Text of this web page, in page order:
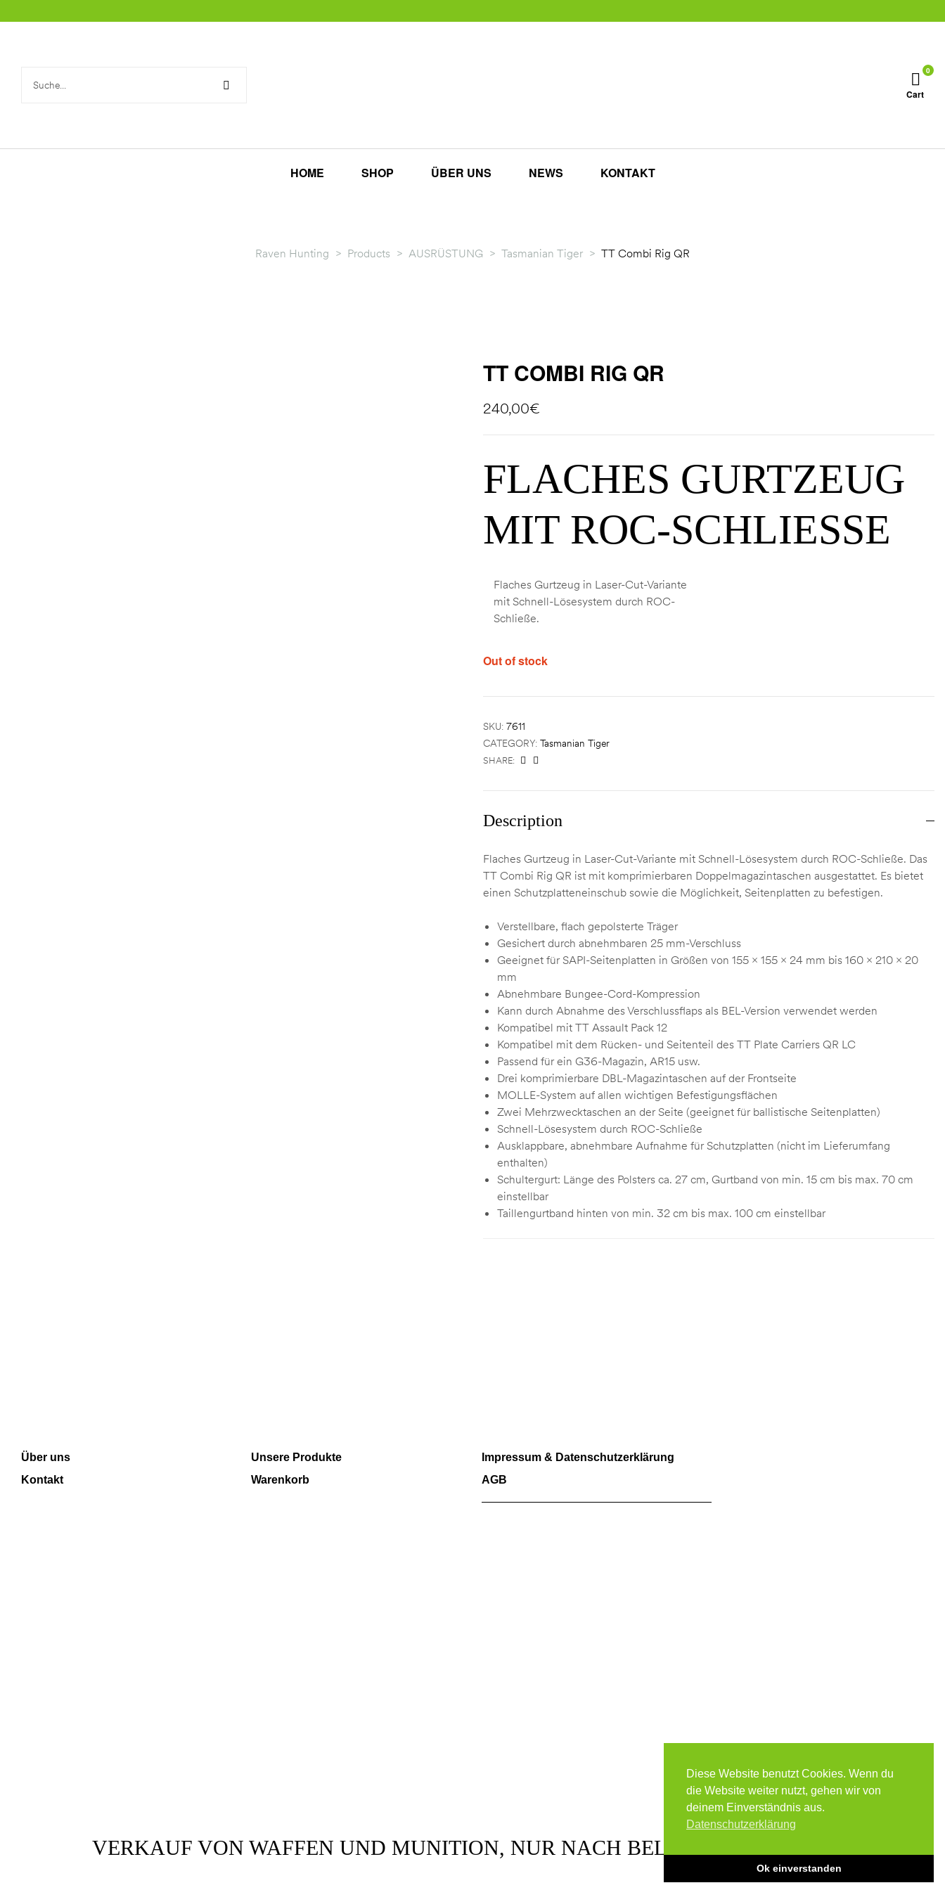
Cart
0
HOME SHOP ÜBER UNS NEWS KONTAKT
Raven Hunting > Products > AUSRÜSTUNG > Tasmanian Tiger > TT Combi Rig QR
TT COMBI RIG QR
240,00€
FLACHES GURTZEUG
MIT ROC-SCHLIESSE
Flaches Gurtzeug in Laser-Cut-Variante
mit Schnell-Lösesystem durch ROC-
Schließe.
Out of stock
SKU: 7611
CATEGORY: Tasmanian Tiger
SHARE:
Description
Flaches Gurtzeug in Laser-Cut-Variante mit Schnell-Lösesystem durch ROC-Schließe. Das
TT Combi Rig QR ist mit komprimierbaren Doppelmagazintaschen ausgestattet. Es bietet
einen Schutzplatteneinschub sowie die Möglichkeit, Seitenplatten zu befestigen.
Verstellbare, flach gepolsterte Träger
Gesichert durch abnehmbaren 25 mm-Verschluss
Geeignet für SAPI-Seitenplatten in Größen von 155 x 155 x 24 mm bis 160 x 210 x 20
mm
Abnehmbare Bungee-Cord-Kompression
Kann durch Abnahme des Verschlussflaps als BEL-Version verwendet werden
Kompatibel mit TT Assault Pack 12
Kompatibel mit dem Rücken- und Seitenteil des TT Plate Carriers QR LC
Passend für ein G36-Magazin, AR15 usw.
Drei komprimierbare DBL-Magazintaschen auf der Frontseite
MOLLE-System auf allen wichtigen Befestigungsflächen
Zwei Mehrzwecktaschen an der Seite (geeignet für ballistische Seitenplatten)
Schnell-Lösesystem durch ROC-Schließe
Ausklappbare, abnehmbare Aufnahme für Schutzplatten (nicht im Lieferumfang
enthalten)
Schultergurt: Länge des Polsters ca. 27 cm, Gurtband von min. 15 cm bis max. 70 cm
einstellbar
Taillengurtband hinten von min. 32 cm bis max. 100 cm einstellbar
Über uns
Kontakt
Unsere Produkte
Warenkorb
Impressum & Datenschutzerklärung
AGB
VERKAUF VON WAFFEN UND MUNITION, NUR NACH BELGISCHEM GESETZ!
Diese Website benutzt Cookies. Wenn du
die Website weiter nutzt, gehen wir von
deinem Einverständnis aus.
Datenschutzerklärung
Ok einverstanden